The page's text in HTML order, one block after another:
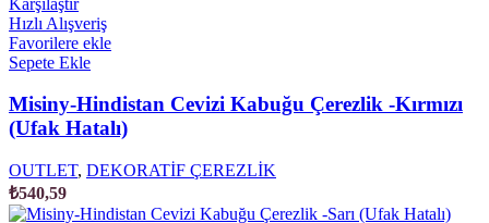
Hızlı Alışveriş
Favorilere ekle
Sepete Ekle
Misiny-Hindistan Cevizi Kabuğu Çerezlik -Kırmızı
(Ufak Hatalı)
OUTLET, DEKORATİF ÇEREZLİK
₺540,59